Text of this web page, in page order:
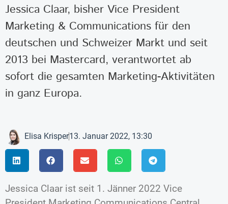
Jessica Claar, bisher Vice President
Marketing & Communications für den
deutschen und Schweizer Markt und seit
2013 bei Mastercard, verantwortet ab
sofort die gesamten Marketing-Aktivitäten
in ganz Europa.
Elisa Krisper13. Januar 2022, 13:30
Jessica Claar ist seit 1. Jänner 2022 Vice